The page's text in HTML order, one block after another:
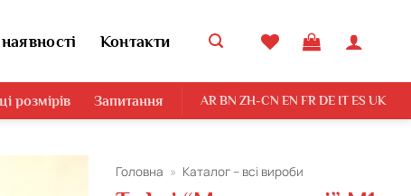
Контакти
розмірів Запитання AR BN ZH-CN EN FR DE IT ES UK
Головна » Каталог – всі вироби